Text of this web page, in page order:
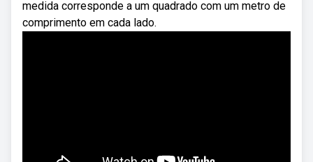
medida corresponde a um quadrado com um metro de
comprimento em cada lado.